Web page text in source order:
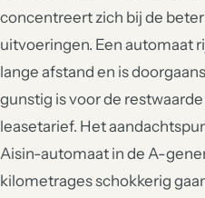
concentreert zich bij de
uitvoeringen. Een automaat
lange afstand en is
gunstig is voor de
leasetarief. Het
Aisin-automaat in de A-
kilometrages schokkerig